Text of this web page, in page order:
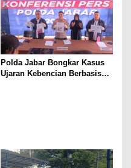
Polda Jabar Bongkar Kasus
Ujaran Kebencian Berbasis